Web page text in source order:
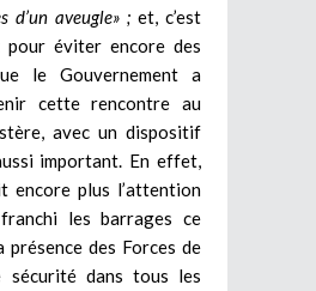
d’un aveugle» ; et, c’est
pour éviter encore des
le Gouvernement a
cette rencontre au
avec un dispositif
important. En effet,
encore plus l’attention
les barrages ce
présence des Forces de
sécurité dans tous les